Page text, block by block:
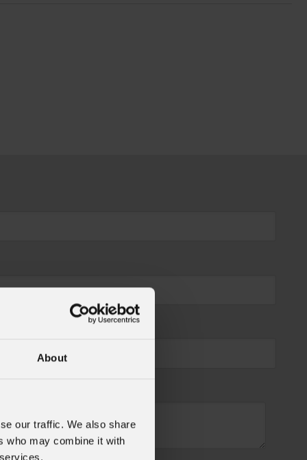
About
our traffic. We also share
who may combine it with